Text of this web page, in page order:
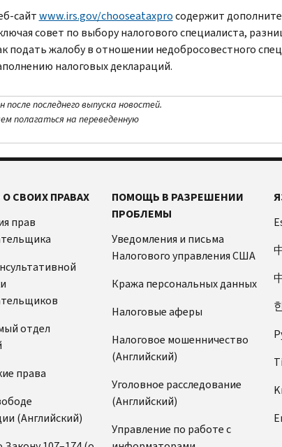
сайтwww.irs.gov/chooseataxproсодержит
совет по выбору налогового специалиста,
подать жалобу в отношении недобросовестного
налоговых деклараций.
последнего выпуска новостей.
полагаться на переведенную
СВОИХ ПРАВАХ
прав
отдел
права
(Английский)
ПОМОЩЬ В РАЗРЕШЕНИИ
ПРОБЛЕМЫ
Уведомления и письма
Налогового управления США
Кража персональных данных
Налоговые аферы
Налоговое мошенничество
(Английский)
Уголовное расследование
(Английский)
Управление по работе с